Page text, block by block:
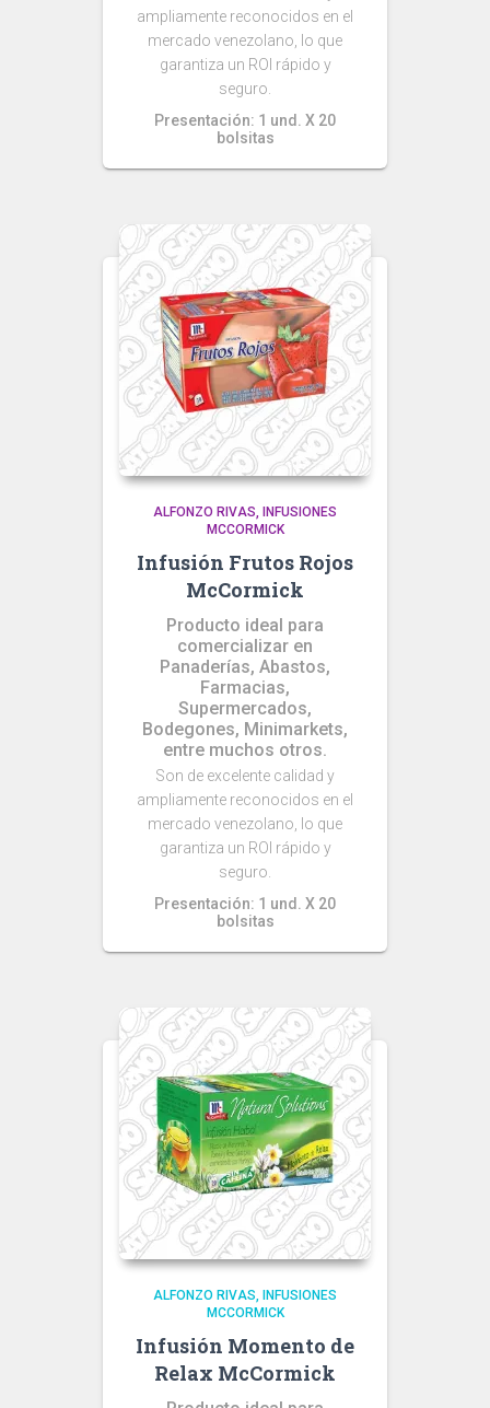
ampliamente reconocidos en el
mercado venezolano, lo que
garantiza un ROI rápido y
seguro.
Presentación: 1 und. X 20
bolsitas
ALFONZO RIVAS
INFUSIONES
MCCORMICK
Infusión Frutos Rojos
McCormick
Producto ideal para
comercializar en
Panaderías, Abastos,
Farmacias,
Supermercados,
Bodegones, Minimarkets,
entre muchos otros.
Son de excelente calidad y
ampliamente reconocidos en el
mercado venezolano, lo que
garantiza un ROI rápido y
seguro.
Presentación: 1 und. X 20
bolsitas
ALFONZO RIVAS
INFUSIONES
MCCORMICK
Infusión Momento de
Relax McCormick